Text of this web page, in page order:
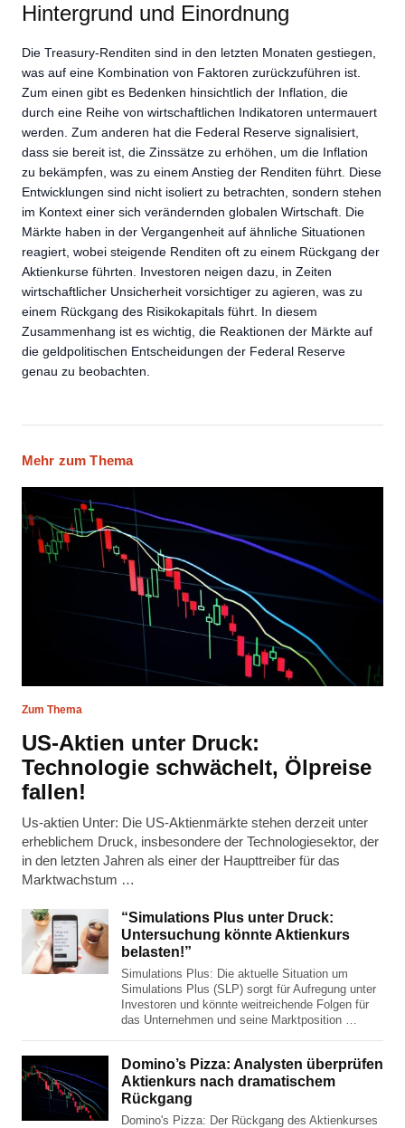
Hintergrund und Einordnung
Die Treasury-Renditen sind in den letzten Monaten gestiegen,
was auf eine Kombination von Faktoren zurückzuführen ist.
Zum einen gibt es Bedenken hinsichtlich der Inflation, die
durch eine Reihe von wirtschaftlichen Indikatoren untermauert
werden. Zum anderen hat die Federal Reserve signalisiert,
dass sie bereit ist, die Zinssätze zu erhöhen, um die Inflation
zu bekämpfen, was zu einem Anstieg der Renditen führt. Diese
Entwicklungen sind nicht isoliert zu betrachten, sondern stehen
im Kontext einer sich verändernden globalen Wirtschaft. Die
Märkte haben in der Vergangenheit auf ähnliche Situationen
reagiert, wobei steigende Renditen oft zu einem Rückgang der
Aktienkurse führten. Investoren neigen dazu, in Zeiten
wirtschaftlicher Unsicherheit vorsichtiger zu agieren, was zu
einem Rückgang des Risikokapitals führt. In diesem
Zusammenhang ist es wichtig, die Reaktionen der Märkte auf
die geldpolitischen Entscheidungen der Federal Reserve
genau zu beobachten.
Mehr zum Thema
Zum Thema
US-Aktien unter Druck:
Technologie schwächelt, Ölpreise
fallen!
Us-aktien Unter: Die US-Aktienmärkte stehen derzeit unter
erheblichem Druck, insbesondere der Technologiesektor, der
in den letzten Jahren als einer der Haupttreiber für das
Marktwachstum …
“Simulations Plus unter Druck:
Untersuchung könnte Aktienkurs
belasten!”
Simulations Plus: Die aktuelle Situation um
Simulations Plus (SLP) sorgt für Aufregung unter
Investoren und könnte weitreichende Folgen für
das Unternehmen und seine Marktposition …
Domino’s Pizza: Analysten überprüfen
Aktienkurs nach dramatischem
Rückgang
Domino's Pizza: Der Rückgang des Aktienkurses